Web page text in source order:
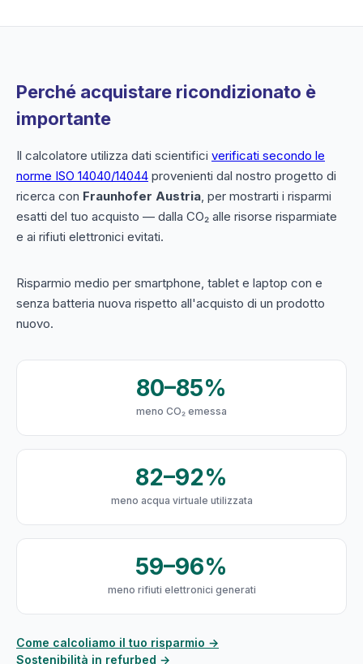
Perché acquistare ricondizionato è
importante
Il calcolatore utilizza dati scientifici verificati secondo le
norme ISO 14040/14044 provenienti dal nostro progetto di
ricerca con Fraunhofer Austria, per mostrarti i risparmi
esatti del tuo acquisto — dalla CO₂ alle risorse risparmiate
e ai rifiuti elettronici evitati.
Risparmio medio per smartphone, tablet e laptop con e
senza batteria nuova rispetto all'acquisto di un prodotto
nuovo.
80–85%
meno CO₂ emessa
82–92%
meno acqua virtuale utilizzata
59–96%
meno rifiuti elettronici generati
Come calcoliamo il tuo risparmio →
Sostenibilità in refurbed →